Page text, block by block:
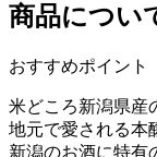
商品につい
おすすめポイント
米どころ新潟県産
地元で愛される本
新潟のお酒に特有